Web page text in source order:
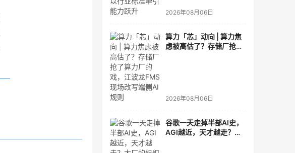
2026年08月06日
算力「芯」动向 | 算力焦
虑被高估了？存储厂抢了
2026年08月06日
谷歌一天走掉半部AI史，
AGI越近，天才越走？大